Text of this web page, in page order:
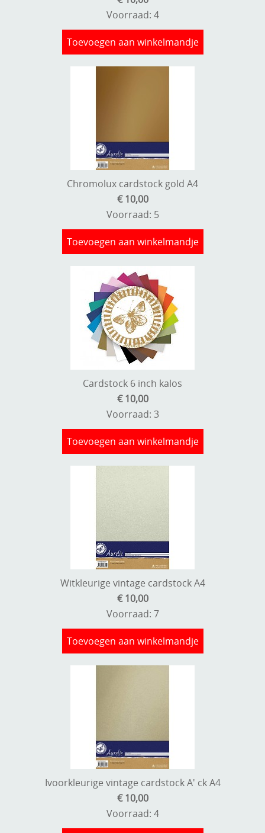
Voorraad: 4
Toevoegen aan winkelmandje
Chromolux cardstock gold A4
€ 10,00
Voorraad: 5
Toevoegen aan winkelmandje
Cardstock 6 inch kalos
€ 10,00
Voorraad: 3
Toevoegen aan winkelmandje
Witkleurige vintage cardstock A4
€ 10,00
Voorraad: 7
Toevoegen aan winkelmandje
Ivoorkleurige vintage cardstock A' ck A4
€ 10,00
Voorraad: 4